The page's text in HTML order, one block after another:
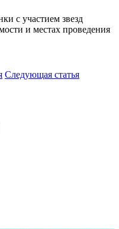
с участием звезд
и местах проведения
Следующая статья